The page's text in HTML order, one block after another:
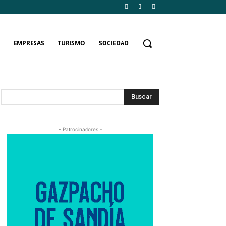
EMPRESAS TURISMO SOCIEDAD
Buscar
- Patrocinadores -